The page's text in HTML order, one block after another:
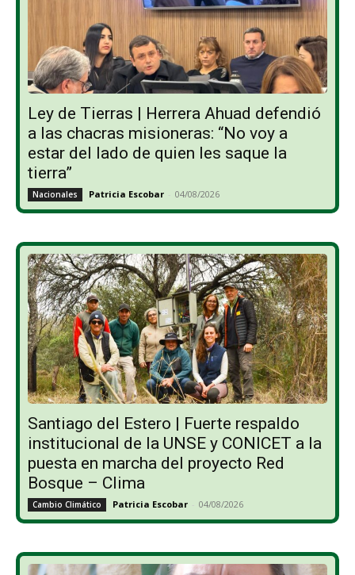
Ley de Tierras | Herrera Ahuad defendió
a las chacras misioneras: “No voy a
estar del lado de quien les saque la
tierra”
Nacionales Patricia Escobar - 04/08/2026
Santiago del Estero | Fuerte respaldo
institucional de la UNSE y CONICET a la
puesta en marcha del proyecto Red
Bosque – Clima
Cambio Climático Patricia Escobar - 04/08/2026